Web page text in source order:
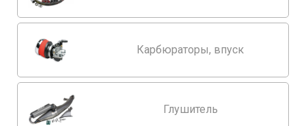
Карбюраторы, впуск
Глушитель